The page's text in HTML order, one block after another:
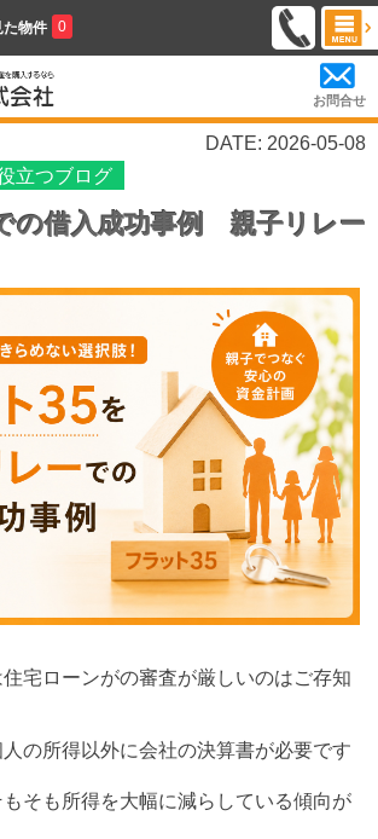
た物件 0
お問合せ
DATE: 2026-05-08
立つブログ
の借入成功事例 親子リレー
宅ローンがの審査が厳しいのはご存知
の所得以外に会社の決算書が必要です
そも所得を大幅に減らしている傾向が